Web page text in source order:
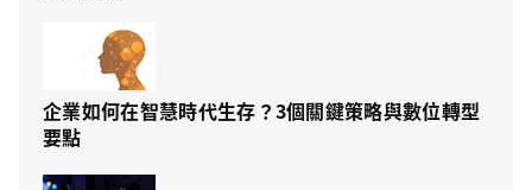
企業如何在智慧時代生存？3個關鍵策略與數位轉型
要點